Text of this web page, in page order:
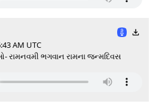
AM UTC
રામનવમી ભગવાન રામના જન્મદિવસ